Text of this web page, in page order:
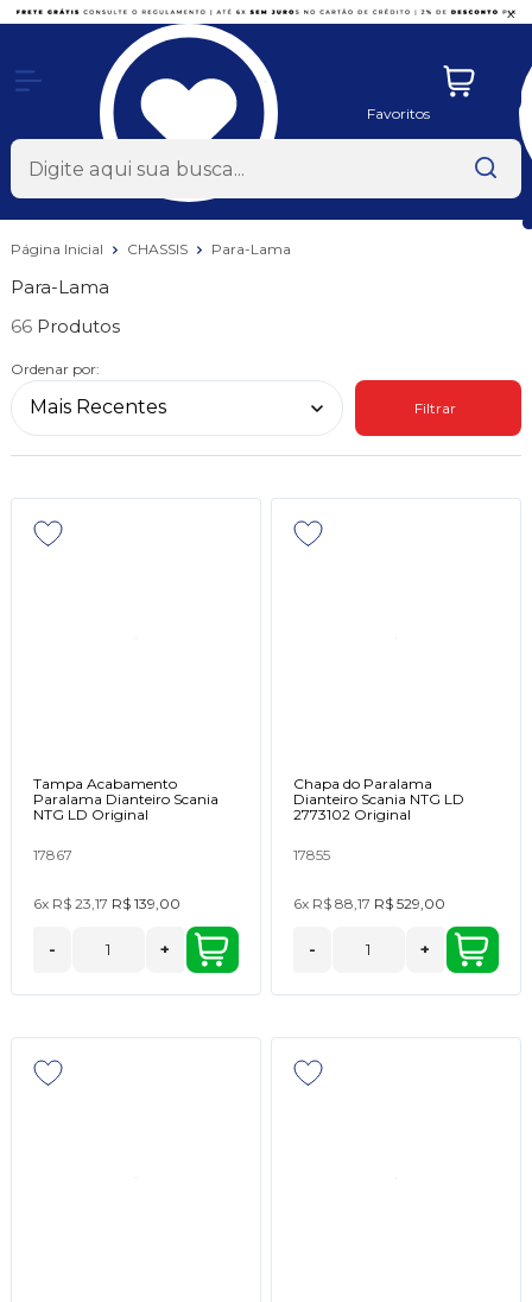
x
Favoritos
Página Inicial CHASSIS Para-Lama
Para-Lama
66
Ordenar por:
Filtrar
Tampa Acabamento
Paralama Dianteiro Scania
NTG LD Original
17867
6x R$ 23,17 R$ 139,00
- +
Chapa do Paralama
Dianteiro Scania NTG LD
2773102 Original
17855
6x R$ 88,17 R$ 529,00
- +